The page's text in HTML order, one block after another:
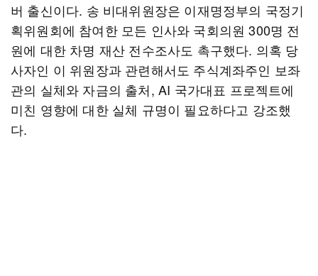
버 출신이다. 송 비대위원장은 이재명정부의 국정기
획위원회에 참여한 모든 인사와 국회의원 300명 전
원에 대한 차명 재산 전수조사도 촉구했다. 의혹 당
사자인 이 위원장과 관련해서도 주식계좌주인 보좌
관의 실체와 자금의 출처, AI 국가대표 프로젝트에
미친 영향에 대한 실체 규명이 필요하다고 강조했
다.